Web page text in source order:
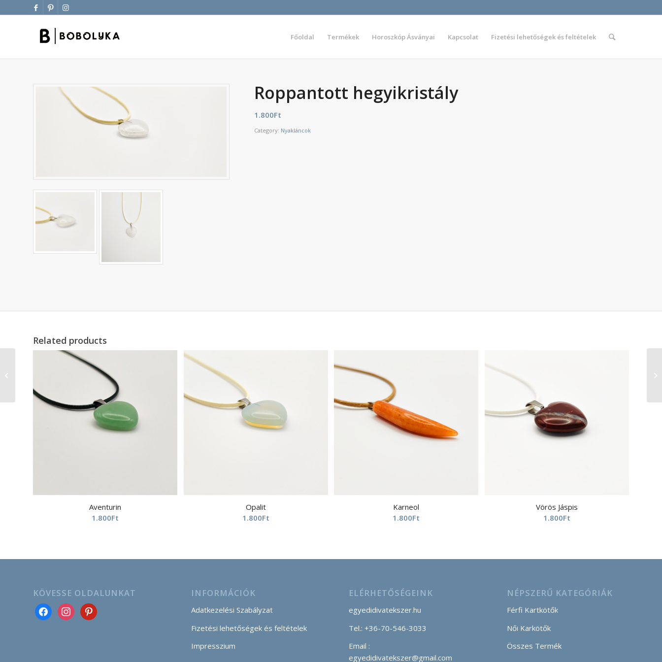
Főoldal Termékek Horoszkóp Ásványai Kapcsolat Fizetési lehetőségek és feltételek
Roppantott hegyikristály
1.800Ft
Category: Nyakláncok
Related products
Aventurin
1.800Ft
Opalit
1.800Ft
Karneol
1.800Ft
Vörös Jáspis
1.800Ft
KÖVESSE OLDALUNKAT INFORMÁCIÓK
Adatkezelési Szabályzat
Fizetési lehetőségek és feltételek
Impresszium
ELÉRHETŐSÉGEINK
egyedidivatekszer.hu
Tel.: +36-70-546-3033
Email :
egyedidivatekszer@gmail.com
NÉPSZERŰ KATEGÓRIÁK
Férfi Kartkötők
Női Karkötők
Összes Termék